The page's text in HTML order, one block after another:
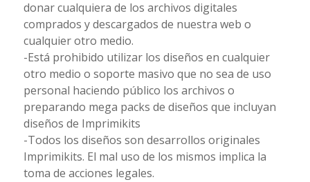
donar cualquiera de los archivos digitales
comprados y descargados de nuestra web o
cualquier otro medio.
-Está prohibido utilizar los diseños en cualquier
otro medio o soporte masivo que no sea de uso
personal haciendo público los archivos o
preparando mega packs de diseños que incluyan
diseños de Imprimikits
-Todos los diseños son desarrollos originales
Imprimikits. El mal uso de los mismos implica la
toma de acciones legales.